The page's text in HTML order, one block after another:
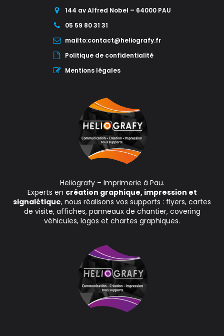
144 av Alfred Nobel – 64000 PAU
05 59 80 31 31
mailto:contact@heliografy.fr
Politique de confidentialité
Mentions légales
Heliografy – Imprimerie à Pau.
Experts en création graphique, impression et
signalétique, nous réalisons vos supports : flyers, cartes
de visite, affiches, panneaux de chantier, covering
véhicules, logos et chartes graphiques.